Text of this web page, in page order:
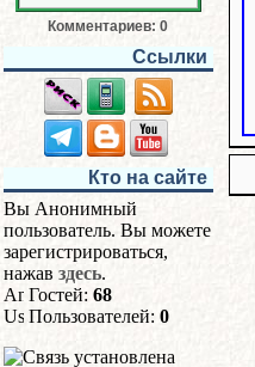
Комментариев: 0
Ссылки
Кто на сайте
Вы Анонимный
пользователь. Вы можете
зарегистрироваться,
нажав здесь.
Гостей: 68
Пользователей: 0